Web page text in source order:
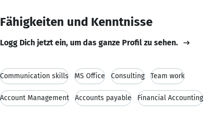
Fähigkeiten und Kenntnisse
Logg Dich jetzt ein, um das ganze Profil zu sehen.
Communication skills MS Office Consulting Team work
Account Management Accounts payable Financial Accounting